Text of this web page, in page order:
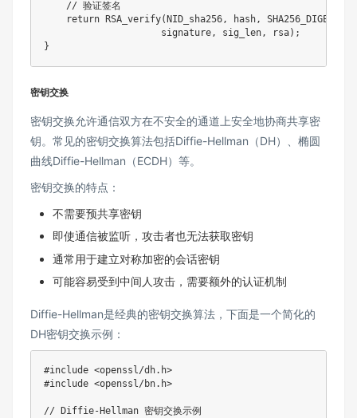
// 验证签名
return RSA_verify(NID_sha256 , hash ,
                     signature
, sig_len , rsa) ;
}
密钥交换
密钥交换允许通信双方在不安全的通道上安全地协商共享密
钥。常见的密钥交换算法包括Diffie-Hellman（DH）、椭圆
曲线Diffie-Hellman（ECDH）等。
密钥交换的特点：
不需要预共享密钥
即使通信被监听，攻击者也无法获取密钥
通常用于建立对称加密的会话密钥
可能容易受到中间人攻击，需要额外的认证机制
Diffie-Hellman是经典的密钥交换算法，下面是一个简化的
DH密钥交换示例：
#include <openssl/dh.h>
#include <openssl/bn.h>
// Diffie-Hellman 密钥交换示例